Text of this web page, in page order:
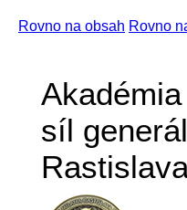
Rovno na obsah Rovno
síl